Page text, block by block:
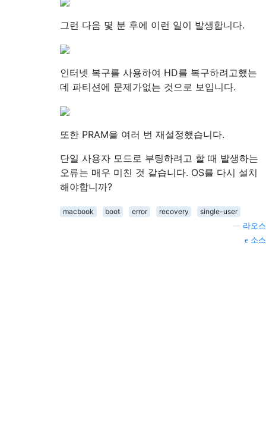
그런 다음 몇 분 후에 이런 일이 발생합니다.
인터넷 복구를 사용하여 HD를 복구하려고했는
데 파티션에 문제가없는 것으로 보입니다.
또한 PRAM을 여러 번 재설정했습니다.
단일 사용자 모드로 부팅하려고 할 때 발생하는
오류는 매우 미친 것 같습니다. OS를 다시 설치
해야합니까?
macbook boot error recovery
single-user
라오스
소스